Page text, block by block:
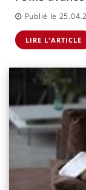
Publié le
LIRE L'ARTICLE